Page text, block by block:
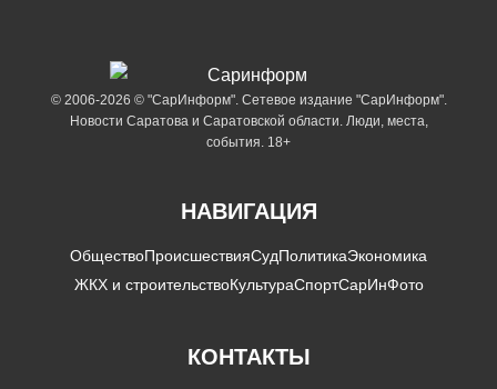
© 2006-2026 © "СарИнформ". Сетевое издание "СарИнформ".
Новости Саратова и Саратовской области. Люди, места,
события. 18+
НАВИГАЦИЯ
ОбществоПроисшествияСудПолитикаЭкономика
ЖКХ и строительствоКультураСпортСарИнФото
КОНТАКТЫ